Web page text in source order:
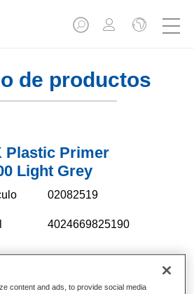
de productos
Plastic Primer
Light Grey
02082519
4024669825190
content and ads, to provide social media